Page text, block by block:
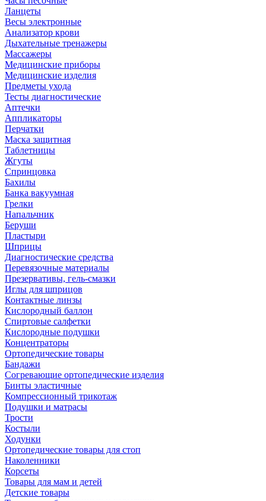
Ланцеты
Весы электронные
Анализатор крови
Дыхательные тренажеры
Массажеры
Медицинские приборы
Медицинские изделия
Предметы ухода
Тесты диагностические
Аптечки
Аппликаторы
Перчатки
Маска защитная
Таблетницы
Жгуты
Спринцовка
Бахилы
Банка вакуумная
Грелки
Напальчник
Беруши
Пластыри
Шприцы
Диагностические средства
Перевязочные материалы
Презервативы, гель-смазки
Иглы для шприцов
Контактные линзы
Кислородный баллон
Спиртовые салфетки
Кислородные подушки
Концентраторы
Ортопедические товары
Бандажи
Согревающие ортопедические изделия
Бинты эластичные
Компрессионный трикотаж
Подушки и матрасы
Трости
Костыли
Ходунки
Ортопедические товары для стоп
Наколенники
Корсеты
Товары для мам и детей
Детские товары